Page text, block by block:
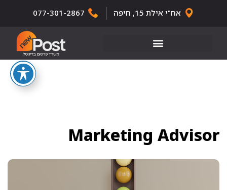
אח"י אילת 15, חיפה 077-301-2867
Marketing Advisor